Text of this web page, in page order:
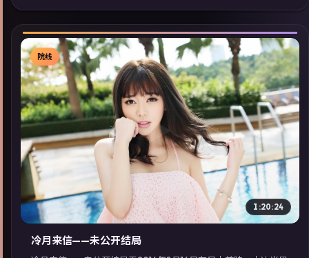
同类型高分佳作，畅享高清在线追剧体验。
▶
院线
1:20:24
冷月来信——未公开结局